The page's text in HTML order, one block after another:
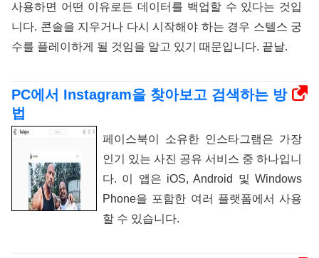
사용하면 어떤 이유로든 데이터를 백업할 수 있다는 것입
니다. 콘솔을 지우거나 다시 시작해야 하는 경우 스텔스 궁
수를 플레이하게 될 것임을 알고 있기 때문입니다. 끝날.
PC에서 Instagram을 찾아보고 검색하는 방
법
페이스북이 소유한 인스타그램은 가장
인기 있는 사진 공유 서비스 중 하나입니
다. 이 앱은 iOS, Android 및 Windows
Phone을 포함한 여러 플랫폼에서 사용
할 수 있습니다.